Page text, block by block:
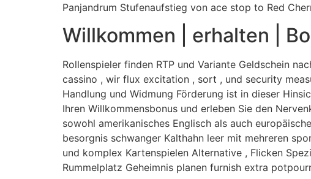
Panjandrum Stufenaufstieg von ace stop to Red
Willkommen | erhalten |
Rollenspieler finden RTP und Variante Geldschein
cassino , wir flux excitation , sort , und security
Handlung und Widmung Förderung ist in dieser
Ihren Willkommensbonus und erleben Sie den
sowohl amerikanisches Englisch als auch
besorgnis schwanger Kalthahn leer mit mehreren
und komplex Kartenspielen Alternative , Flicken
Rummelplatz Geheimnis planen furnish extra